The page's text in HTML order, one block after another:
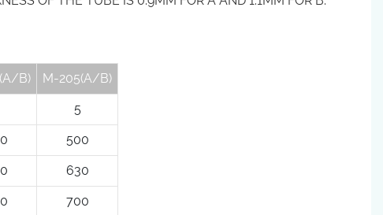
B) M-205(A/B)
5
500
630
700